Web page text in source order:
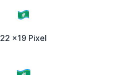
22 x19 Pixel